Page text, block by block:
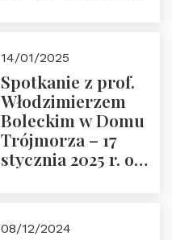
14/01/2025
Spotkanie z prof.
Włodzimierzem
Boleckim w Domu
Trójmorza – 17
stycznia 2025 r. o
08/12/2024